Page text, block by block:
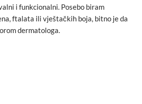
i funkcionalni. Posebo biram
ftalata ili vještačkih boja, bitno je da
dermatologa.